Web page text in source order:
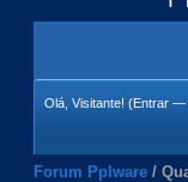
Olá, Visitante! (Entrar —
Forum Pplware /